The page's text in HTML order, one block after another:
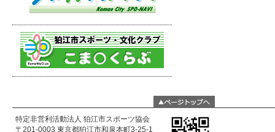
特定非営利活動法人 狛江市スポーツ協会
〒201-0003 東京都狛江市和泉本町3-25-1